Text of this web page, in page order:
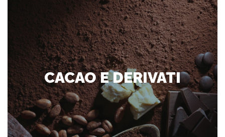
CACAO E DERIVATI